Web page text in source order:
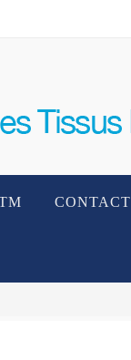
CONTACT